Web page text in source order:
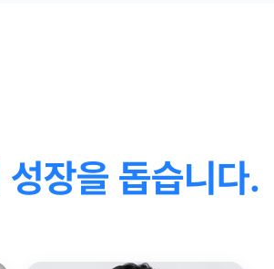
성장을 돕습니다.